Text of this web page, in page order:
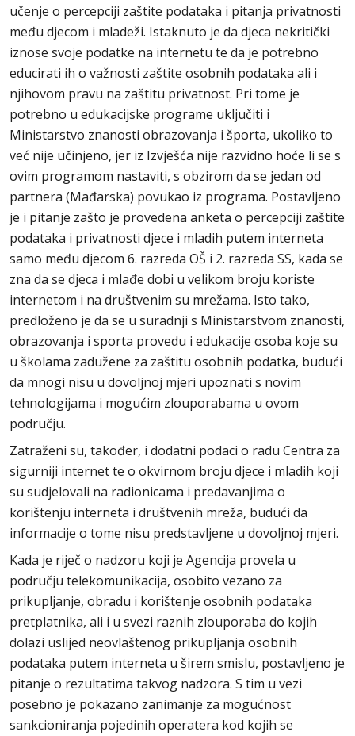
učenje o percepciji zaštite podataka i pitanja privatnosti
među djecom i mladeži. Istaknuto je da djeca nekritički
iznose svoje podatke na internetu te da je potrebno
educirati ih o važnosti zaštite osobnih podataka ali i
njihovom pravu na zaštitu privatnost. Pri tome je
potrebno u edukacijske programe uključiti i
Ministarstvo znanosti obrazovanja i športa, ukoliko to
već nije učinjeno, jer iz Izvješća nije razvidno hoće li se s
ovim programom nastaviti, s obzirom da se jedan od
partnera (Mađarska) povukao iz programa. Postavljeno
je i pitanje zašto je provedena anketa o percepciji zaštite
podataka i privatnosti djece i mladih putem interneta
samo među djecom 6. razreda OŠ i 2. razreda SS, kada se
zna da se djeca i mlađe dobi u velikom broju koriste
internetom i na društvenim su mrežama. Isto tako,
predloženo je da se u suradnji s Ministarstvom znanosti,
obrazovanja i sporta provedu i edukacije osoba koje su
u školama zadužene za zaštitu osobnih podatka, budući
da mnogi nisu u dovoljnoj mjeri upoznati s novim
tehnologijama i mogućim zlouporabama u ovom
području.
Zatraženi su, također, i dodatni podaci o radu Centra za
sigurniji internet te o okvirnom broju djece i mladih koji
su sudjelovali na radionicama i predavanjima o
korištenju interneta i društvenih mreža, budući da
informacije o tome nisu predstavljene u dovoljnoj mjeri.
Kada je riječ o nadzoru koji je Agencija provela u
području telekomunikacija, osobito vezano za
prikupljanje, obradu i korištenje osobnih podataka
pretplatnika, ali i u svezi raznih zlouporaba do kojih
dolazi uslijed neovlaštenog prikupljanja osobnih
podataka putem interneta u širem smislu, postavljeno je
pitanje o rezultatima takvog nadzora. S tim u vezi
posebno je pokazano zanimanje za mogućnost
sankcioniranja pojedinih operatera kod kojih se